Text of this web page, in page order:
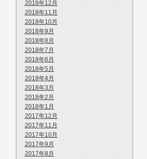
2018年12月
2018年11月
2018年10月
2018年9月
2018年8月
2018年7月
2018年6月
2018年5月
2018年4月
2018年3月
2018年2月
2018年1月
2017年12月
2017年11月
2017年10月
2017年9月
2017年8月